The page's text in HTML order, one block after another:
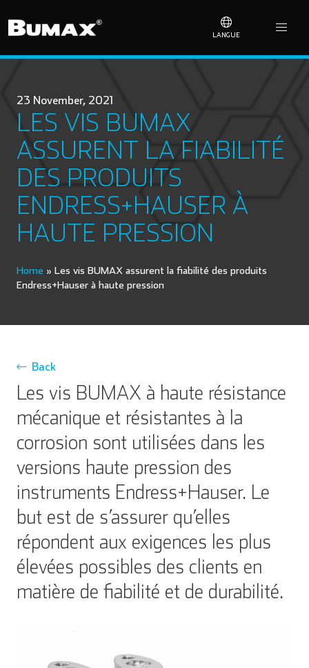
LANGUE
23 November, 2021
LES VIS BUMAX
ASSURENT LA FIABILITÉ
DES PRODUITS
ENDRESS+HAUSER À
HAUTE PRESSION
Home » Les vis BUMAX assurent la fiabilité des produits
Endress+Hauser à haute pression
Back
Les vis BUMAX à haute résistance
mécanique et résistantes à la
corrosion sont utilisées dans les
versions haute pression des
instruments Endress+Hauser. Le
but est de s’assurer qu’elles
répondent aux exigences les plus
élevées possibles des clients en
matière de fiabilité et de durabilité.